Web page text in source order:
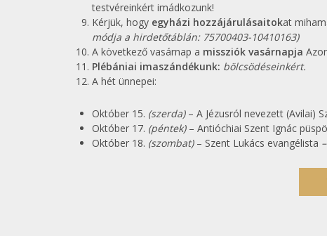
testvéreinkért imádkozunk!
Kérjük, hogy egyházi hozzájárulásaitokat
módja a hirdetőtáblán: 75700403-10410163)
A következő vasárnap a missziók vasárnapja
Plébániai imaszándékunk: bölcsödéseinkért.
A hét ünnepei:
Október 15. (szerda)– A Jézusról nevezett (Avilai)
Október 17. (péntek)– Antióchiai Szent Ignác
Október 18. (szombat)– Szent Lukács evangélista